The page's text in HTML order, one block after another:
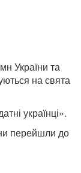
України та
на свята
українці».
перейшли до